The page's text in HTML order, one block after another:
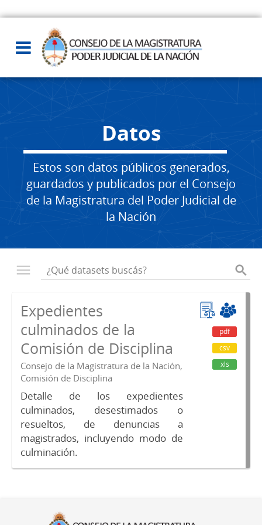
Datos
Estos son datos públicos generados,
guardados y publicados por el Consejo
de la Magistratura del Poder Judicial de
la Nación
Expedientes
culminados de la
Comisión de Disciplina
Consejo de la Magistratura de la Nación,
Comisión de Disciplina
Detalle de los expedientes
culminados, desestimados o
resueltos, de denuncias a
magistrados, incluyendo modo de
culminación.
pdf
csv
xls